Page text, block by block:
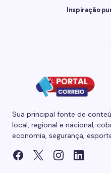
Inspiração
Sua principal fonte de
local, regional e nacional,
economia, segurança,